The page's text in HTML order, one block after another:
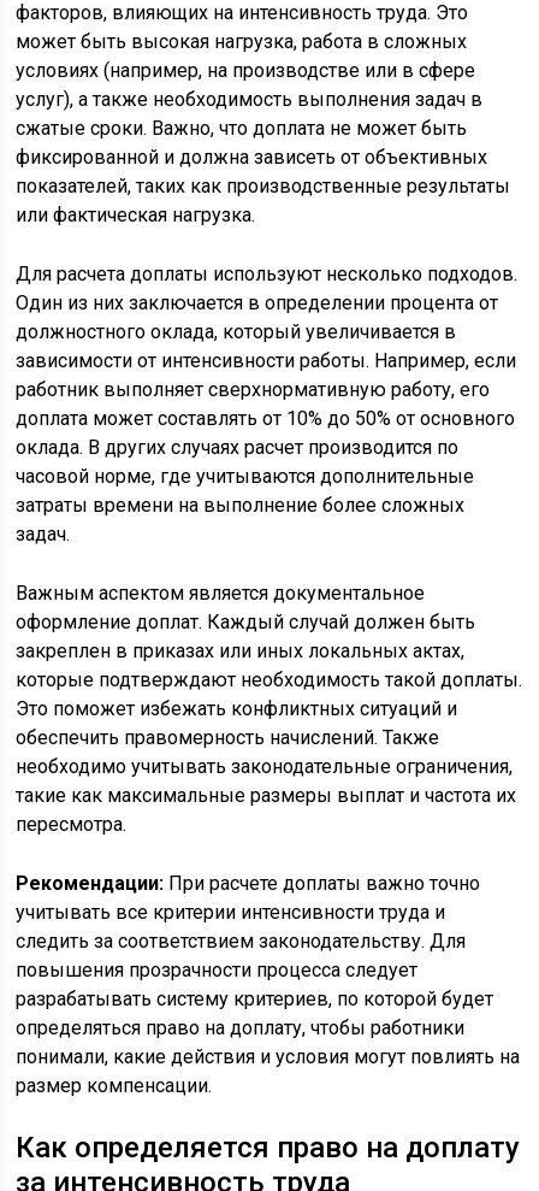
факторов, влияющих на интенсивность труда. Это
может быть высокая нагрузка, работа в сложных
условиях (например, на производстве или в сфере
услуг), а также необходимость выполнения задач в
сжатые сроки. Важно, что доплата не может быть
фиксированной и должна зависеть от объективных
показателей, таких как производственные результаты
или фактическая нагрузка.
Для расчета доплаты используют несколько подходов.
Один из них заключается в определении процента от
должностного оклада, который увеличивается в
зависимости от интенсивности работы. Например, если
работник выполняет сверхнормативную работу, его
доплата может составлять от 10% до 50% от основного
оклада. В других случаях расчет производится по
часовой норме, где учитываются дополнительные
затраты времени на выполнение более сложных
задач.
Важным аспектом является документальное
оформление доплат. Каждый случай должен быть
закреплен в приказах или иных локальных актах,
которые подтверждают необходимость такой доплаты.
Это поможет избежать конфликтных ситуаций и
обеспечить правомерность начислений. Также
необходимо учитывать законодательные ограничения,
такие как максимальные размеры выплат и частота их
пересмотра.
Рекомендации: При расчете доплаты важно точно
учитывать все критерии интенсивности труда и
следить за соответствием законодательству. Для
повышения прозрачности процесса следует
разрабатывать систему критериев, по которой будет
определяться право на доплату, чтобы работники
понимали, какие действия и условия могут повлиять на
размер компенсации.
Как определяется право на доплату
за интенсивность труда